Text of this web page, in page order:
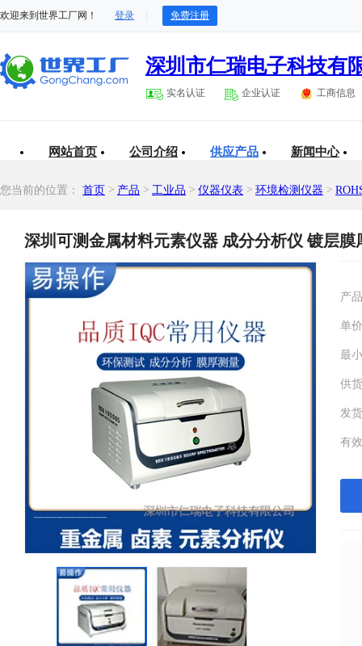
欢迎来到世界工厂网！ 登录 免费注册
深圳市仁瑞电子科技有
实名认证 企业认证 工商信息
网站首页 公司介绍 供应产品 新闻中心
您当前的位置： 首页 > 产品 > 工业品 > 仪器仪表 > 环境检测仪器 >
深圳可测金属材料元素仪器 成分分析仪 镀层膜
产品
单价
最
供
发
有